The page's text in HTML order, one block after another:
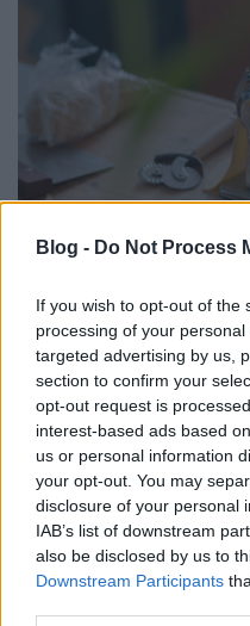
Blog - Do Not Process
If you wish to opt-out of the
processing of your
targeted advertising by us,
section to confirm your
opt-out request is
interest-based ads based
us or personal information
your opt-out. You may
disclosure of your personal
IAB’s list of downstream
also be disclosed by us to
Downstream Participants
Az idő múlávásával
ismertem meg,
esetleg mindenki
eszközökkel
során számomra
fém konyhai spakli
gyúródeszkán állítom
alapanyagok
mozgatásához, de a
és a gyúrófelület